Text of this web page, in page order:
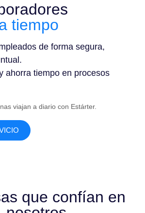
tiempo
de forma segura,
ahorra tiempo en procesos
viajan a diario con Estárter.
que confían en